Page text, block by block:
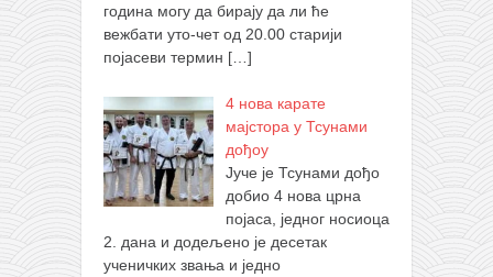
година могу да бирају да ли ће
вежбати уто-чет од 20.00 старији
појасеви термин […]
4 нова карате
мајстора у Тсунами
дођоу
Јуче је Тсунами дођо
добио 4 нова црна
појаса, једног носиоца
2. дана и додељено је десетак
ученичких звања и једно